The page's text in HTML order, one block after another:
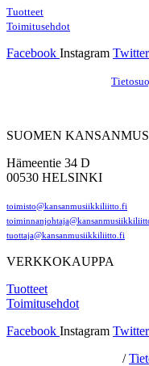
Tuotteet
Toimitusehdot
Facebook Instagram Twitter
SUOMEN
Hämeentie 34 D
00530 HELSINKI
toimisto@kansanmusiikkiliitto.fi
tuottaja@kansanmusiikkiliitto.fi
VERKKOKAUPPA
Tuotteet
Toimitusehdot
Facebook Instagram Twitter
/